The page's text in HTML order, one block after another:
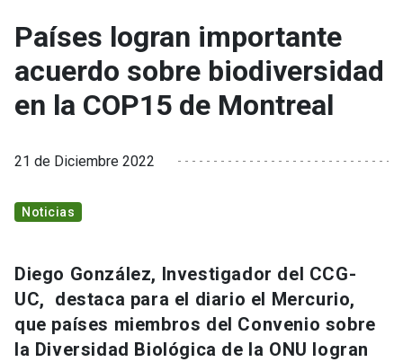
Países logran importante
acuerdo sobre biodiversidad
en la COP15 de Montreal
21 de Diciembre 2022
Noticias
Diego González, Investigador del CCG-
UC, destaca para el diario el Mercurio,
que países miembros del Convenio sobre
la Diversidad Biológica de la ONU logran